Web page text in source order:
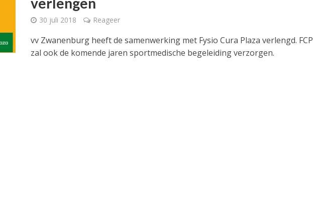
30 juli 2018 Reageer
vv Zwanenburg heeft de samenwerking met Fysio Cura Plaza verlengd. FCP
zal ook de komende jaren sportmedische begeleiding verzorgen.